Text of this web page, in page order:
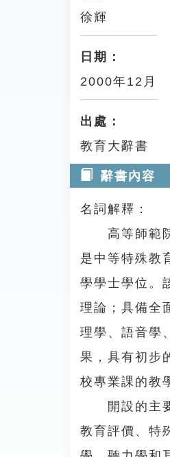
徐輝
日期：
2000年12月
出處：
教育大辭書
辭書內容
名詞解釋：
高等師範院
是中等特殊教
學學士學位。
理論；具備全
理學、語音學
果，具有初步
校專業課的教
開設的主要
教育評價、特